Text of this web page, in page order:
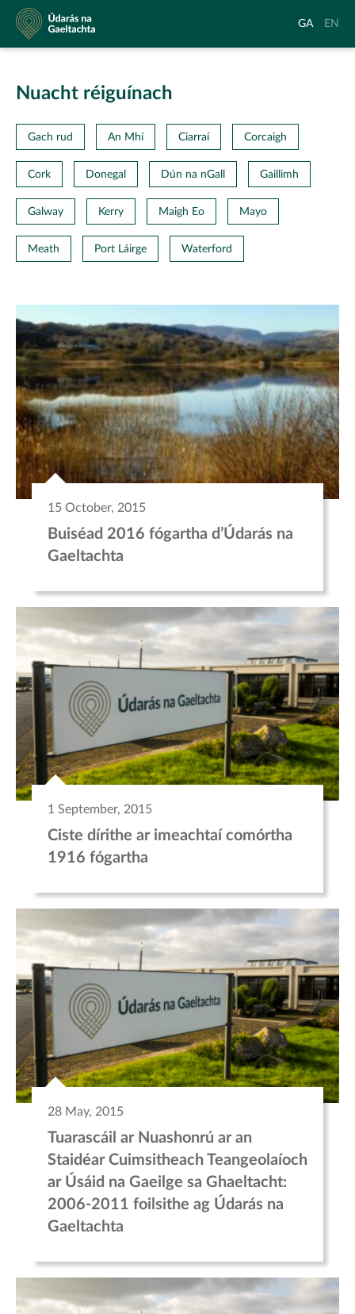
Údarás
na
Gaeltachta
Aistrigh
Gaeilge
GA
to
EN
Nuacht réiguínach
Gach rud An Mhí Ciarraí Corcaigh
Cork Donegal Dún na nGall Gaillimh
Galway Kerry Maigh Eo Mayo
Meath Port Láirge Waterford
15 October, 2015
Buiséad 2016 fógartha d’Údarás na
Gaeltachta
1 September, 2015
Ciste dírithe ar imeachtaí comórtha
1916 fógartha
28 May, 2015
Tuarascáil ar Nuashonrú ar an
Staidéar Cuimsitheach Teangeolaíoch
ar Úsáid na Gaeilge sa Ghaeltacht:
2006-2011 foilsithe ag Údarás na
Gaeltachta